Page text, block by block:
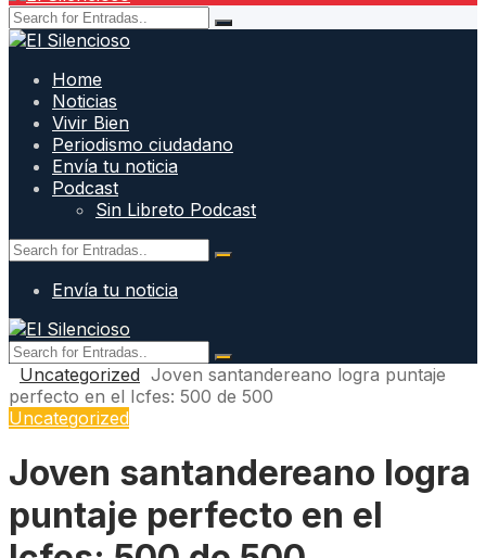
Home
Noticias
Vivir Bien
Periodismo ciudadano
Envía tu noticia
Podcast
Sin Libreto Podcast
Envía tu noticia
Uncategorized Joven santandereano logra puntaje
perfecto en el Icfes: 500 de 500
Uncategorized
Joven santandereano logra
puntaje perfecto en el